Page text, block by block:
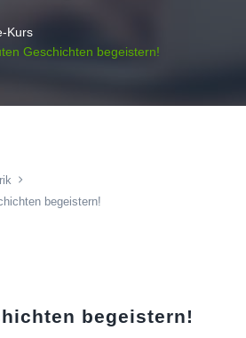
Kurs
Geschichten begeistern!
begeistern!
begeistern!